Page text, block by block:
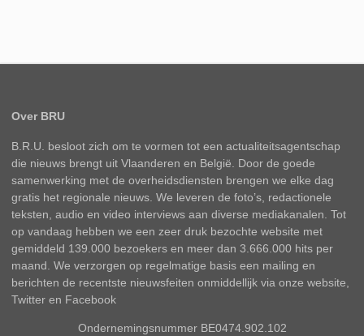
Over BRU
B.R.U. besloot zich om te vormen tot een actualiteitsagentschap
die nieuws brengt uit Vlaanderen en België. Door de goede
samenwerking met de overheidsdiensten brengen we elke dag
gratis het regionale nieuws. We leveren de foto’s, redactionele
teksten, audio en video interviews aan diverse mediakanalen. Tot
op vandaag hebben we een zeer druk bezochte website met
gemiddeld 139.000 bezoekers en meer dan 3.666.000 hits per
maand. We verzorgen op regelmatige basis een mailing en
berichten de recentste nieuwsfeiten onmiddellijk via onze website,
Twitter en Facebook
Ondernemingsnummer BE0474.902.102